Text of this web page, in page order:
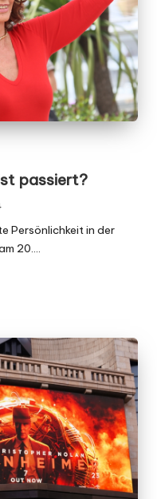
passiert?
Persönlichkeit in der
20.…